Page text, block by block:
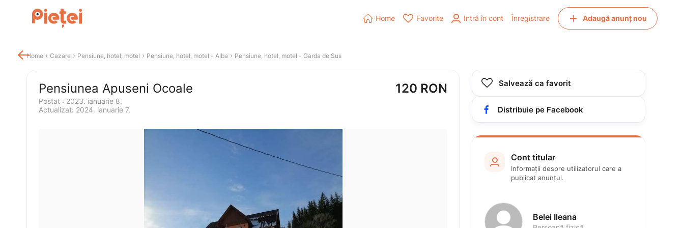
Home › Cazare › Pensiune, hotel, motel › Pensiune, hotel, motel - Alba › Pensiune, hotel, motel - Garda de Sus
Pensiunea Apuseni Ocoale 120 RON
Postat : 2023. ianuarie 8.
Actualizat: 2024. ianuarie 7.
 Salvează ca favorit
 Distribuie pe Facebook
 Cont titular
Informații despre utilizatorul care a
publicat anunțul.
Belei Ileana
 Home  Favorite  Intră în cont Înregistrare  Adaugă anunț nou